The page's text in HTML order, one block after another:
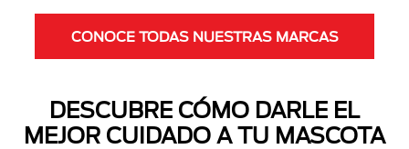
CONOCE TODAS NUESTRAS MARCAS
DESCUBRE CÓMO DARLE EL
MEJOR CUIDADO A TU MASCOTA